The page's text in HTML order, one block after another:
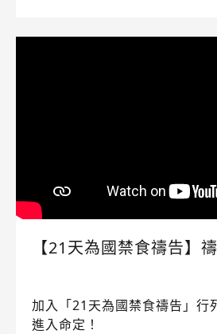
【21天為國禁食禱告】
加入「21天為國禁食禱告」行
進入命定！